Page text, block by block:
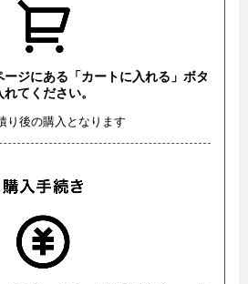
ジにある「カートに入れる」ボタ
てください。
り後の購入となります